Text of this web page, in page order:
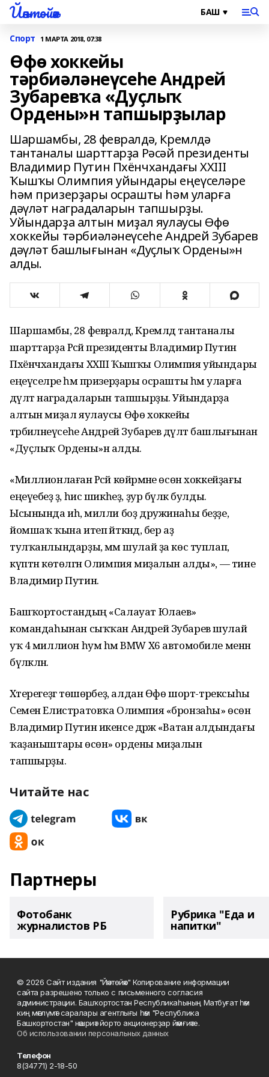
Йәнтөйәк
Спорт 1 МАРТА 2018, 07:38
Өфө хоккейы
тәрбиәләнеүсеһе Андрей
Зубаревҡа «Дуҫлыҡ
Ордены»н тапшырҙылар
Шаршамбы, 28 февралдә, Кремлдә
тантаналы шарттарҙа Рәсәй президенты
Владимир Путин Пхёнчхандағы XXIII
Ҡышҡы Олимпия уйындары еңеүселәре
һәм призерҙары осрашты һәм уларға
дәүләт наградаларын тапшырҙы.
Уйындарҙа алтын миҙал яулаусы Өфө
хоккейы тәрбиәләнеүсеһе Андрей Зубарев
дәүләт башлығынан «Дуҫлыҡ Ордены»н
алды.
Шаршамбы, 28 февралдә, Кремлдә тантаналы
шарттарҙа Рәсәй президенты Владимир Путин
Пхёнчхандағы XXIII Ҡышҡы Олимпия уйындары
еңеүселәре һәм призерҙары осрашты һәм уларға
дәүләт наградаларын тапшырҙы. Уйындарҙа
алтын миҙал яулаусы Өфө хоккейы
тәрбиәләнеүсеһе Андрей Зубарев дәүләт башлығынан
«Дуҫлыҡ Ордены»н алды.
«Миллионлаған Рәсәй көйәрмәне өсөн хоккейҙағы
еңеүебеҙ ҙә, һис шикһеҙ, ҙур бүләк булды.
Ысынында иһә, милли боҙ дружинаһы беҙҙе,
йомшаҡ ҡына итеп әйткәндә, бер аҙ
тулҡанлындарҙы, әммә шулай ҙа көс туплап,
күптән көтөлгән Олимпия миҙалын алды», — тине
Владимир Путин.
Башҡортостандың «Салауат Юлаев»
командаһынан сыҡҡан Андрей Зубарев шулай
уҡ 4 миллион һум һәм BMW X6 автомобиле менән
бүләкләнә.
Хәтерегеҙгә төшөрәбеҙ, алдан Өфө шорт-трексыһы
Семен Елистратовҡа Олимпия «бронзаһы» өсөн
Владимир Путин икенсе дәрәжә «Ватан алдындағы
ҡаҙаныштары өсөн» ордены миҙалын
тапшырҙы.
Читайте нас
Партнеры
Фотобанк
журналистов РБ
Рубрика "Еда и
напитки"
© 2026 Сайт издания "Йәнтөйәк" Копирование информации
сайта разрешено только с письменного согласия
администрации. Башҡортостан Республикаһының Матбуғат һәм
киң мәғлүмәт саралары агентлығы һәм "Республика
Башкортостан" нәшриәт йорто акционерҙар йәмғиәте.
Об использовании персональных данных
Телефон
8(34771) 2-18-50